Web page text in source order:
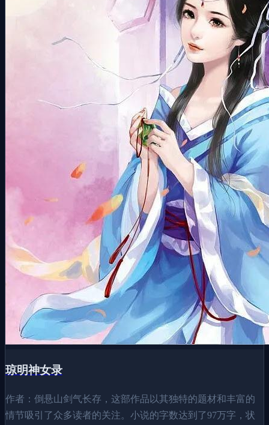
琼明神女录
作者：倒悬山剑气长存，这部作品以其独特的题材和丰富的
情节吸引了众多读者的关注。小说的字数达到了97万字，状